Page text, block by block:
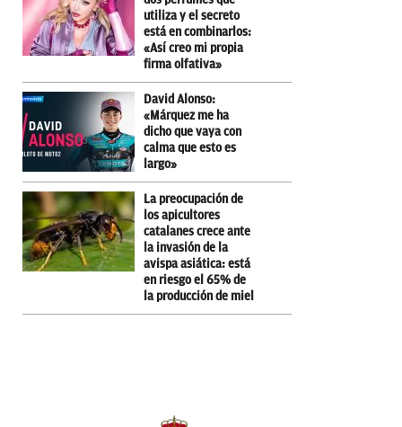
utiliza y el secreto
está en combinarlos:
«Así creo mi propia
firma olfativa»
David Alonso:
«Márquez me ha
dicho que vaya con
calma que esto es
largo»
La preocupación de
los apicultores
catalanes crece ante
la invasión de la
avispa asiática: está
en riesgo el 65% de
la producción de miel